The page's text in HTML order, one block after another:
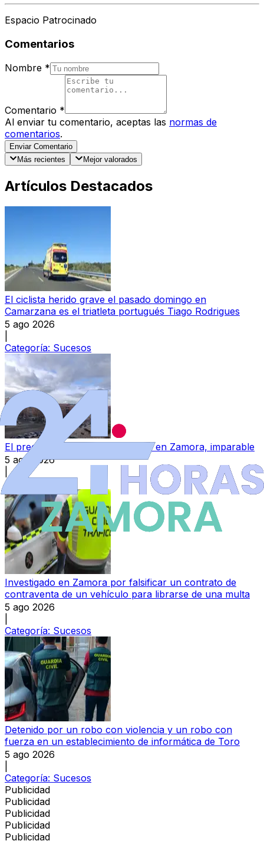
Espacio Patrocinado
Comentarios
Nombre *
Comentario *
Al enviar tu comentario, aceptas las normas de
comentarios.
Enviar Comentario
Más recientes
Mejor valorados
Artículos Destacados
El ciclista herido grave el pasado domingo en
Camarzana es el triatleta portugués Tiago Rodrigues
5 ago 2026
Categoría: Sucesos
El precio del alquiler de viviendas en Zamora, imparable
5 ago 2026
Categoría:
Investigado en Zamora por falsificar un contrato de
contraventa de un vehículo para librarse de una multa
5 ago 2026
Categoría: Sucesos
Detenido por un robo con violencia y un robo con
fuerza en un establecimiento de informática de Toro
5 ago 2026
Categoría: Sucesos
Publicidad
Publicidad
Publicidad
Publicidad
Publicidad